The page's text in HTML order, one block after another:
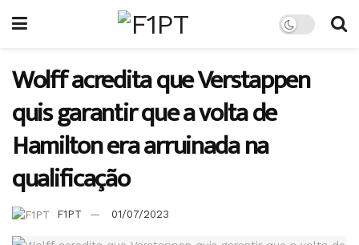
Wolff acredita que Verstappen
quis garantir que a volta de
Hamilton era arruinada na
qualificação
F1PT 01/07/2023